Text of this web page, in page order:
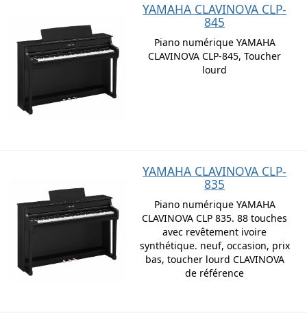
YAMAHA CLAVINOVA CLP-
845
Piano numérique YAMAHA
CLAVINOVA CLP-845, Toucher
lourd
YAMAHA CLAVINOVA CLP-
835
Piano numérique YAMAHA
CLAVINOVA CLP 835. 88 touches
avec revêtement ivoire
synthétique. neuf, occasion, prix
bas, toucher lourd CLAVINOVA
de référence